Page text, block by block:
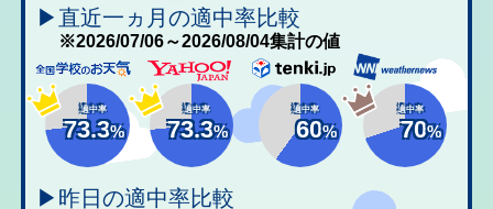
▶直近一ヵ月の適中率比較
※2026/07/06～2026/08/04集計の値
適中率
73.3%
適中率
73.3%
適中率
60%
適中率
70%
▶昨日の適中率比較